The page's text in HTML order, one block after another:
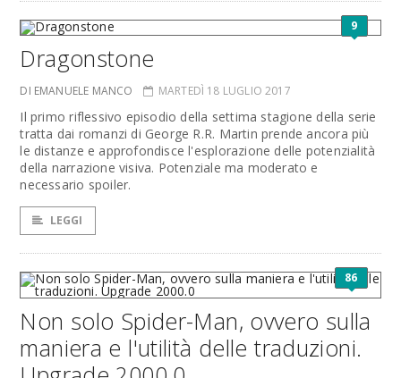
9
Dragonstone
DI EMANUELE MANCO MARTEDÌ 18 LUGLIO 2017
Il primo riflessivo episodio della settima stagione della serie
tratta dai romanzi di George R.R. Martin prende ancora più
le distanze e approfondisce l'esplorazione delle potenzialità
della narrazione visiva. Potenziale ma moderato e
necessario spoiler.
LEGGI
86
Non solo Spider-Man, ovvero sulla
maniera e l'utilità delle traduzioni.